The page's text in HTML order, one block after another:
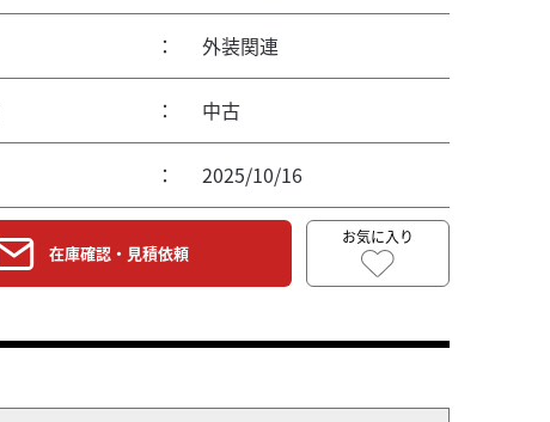
： 外装関連
： 中古
： 2025/10/16
在庫確認・見積依頼
お気に入り